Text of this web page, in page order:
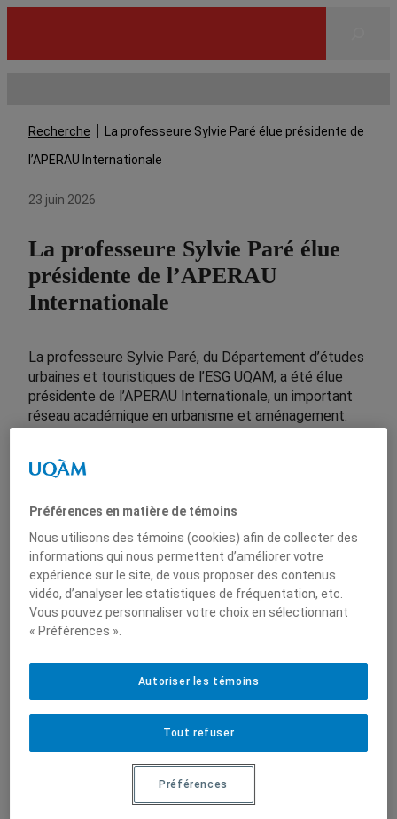
Recherche
La professeure Sylvie Paré élue présidente de
l’APERAU Internationale
23 juin 2026
La professeure Sylvie Paré élue
présidente de l’APERAU
Internationale
La professeure Sylvie Paré, du Département d’études
urbaines et touristiques de l’ESG UQAM, a été élue
présidente de l’APERAU Internationale, un important
réseau académique en urbanisme et aménagement.
rayonnement international de l’ESG UQAM dans le
domaine des études urbaines et territoriales.
La professeure Sylvie Paré, du Département d’études
urbaines et touristiques de l’ESG UQAM, a été élue
présidente del’APERAU Internationale(Association
pour la promotion de l’enseignement et de la
l’assemblée générale tenue à Toulouse le 8 juin
référence qui regroupe des établissements
d’enseignement supérieur et des chercheurs
spécialisés en urbanisme et en aménagement du
territoire. Elle vise à promouvoir la formation, la
Préférences en matière de témoins
Nous utilisons des témoins (cookies) afin de collecter des
informations qui nous permettent d’améliorer votre
expérience sur le site, de vous proposer des contenus
vidéo, d’analyser les statistiques de fréquentation, etc.
Vous pouvez personnaliser votre choix en sélectionnant
« Préférences ».
Tout refuser
Autoriser les témoins
Préférences